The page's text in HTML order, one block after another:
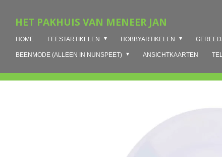
direct
hoofdinhoud
HET PAKHUIS VAN MENEER JAN
HOME FEESTARTIKELEN HOBBYARTIKELEN
BEENMODE (ALLEEN IN NUNSPEET) ANSICHTKAARTEN